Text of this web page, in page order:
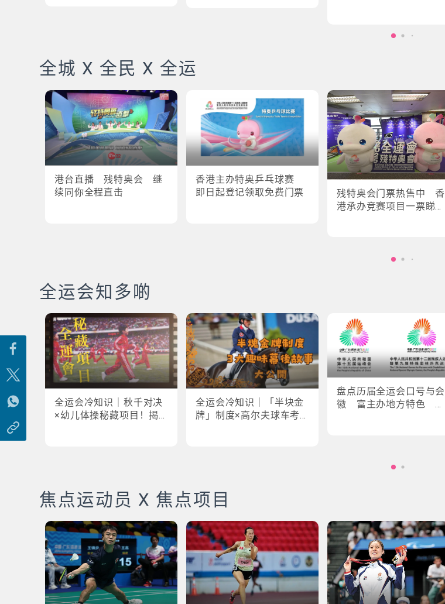
全城 X 全民 X 全运
港台直播 残特奥会 继
续同你全程直击
香港主办特奥乒乓球赛
即日起登记领取免费门票
残特奥会门票热售中 香
港承办竞赛项目一票睇所
全运会知多啲
全运会冷知识｜秋千对决
×幼儿体操秘藏项目！揭
全运会冷知识｜「半块金
牌」制度×高尔夫球车考
盘点历届全运会口号与会
徽 富主办地方特色 数
焦点运动员 X 焦点项目